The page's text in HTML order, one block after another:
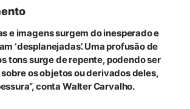
e imagens surgem do inesperado e
‘desplanejadas’. Uma profusão de
tons surge de repente, podendo ser
os objetos ou derivados deles,
conta Walter Carvalho.